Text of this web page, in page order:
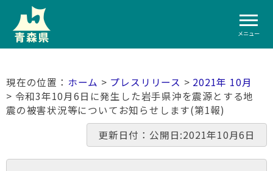
メニュー
ホーム > プレスリリース > 2021年 10月
> 令和3年10月6日に発生した岩手県沖を震源とする地
震の被害状況等についてお知らせします(第1報)
更新日付：公開日:2021年10月6日